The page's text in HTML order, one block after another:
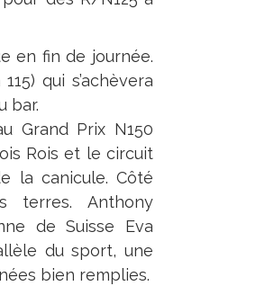
en fin de journée.
qui s’achèvera
bar.
Grand Prix N150
Rois et le circuit
la canicule. Côté
terres. Anthony
de Suisse Eva
du sport, une
bien remplies.